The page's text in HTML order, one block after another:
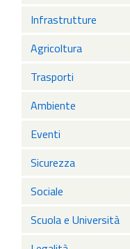
Infrastrutture
Agricoltura
Trasporti
Ambiente
Eventi
Sicurezza
Sociale
Scuola e Università